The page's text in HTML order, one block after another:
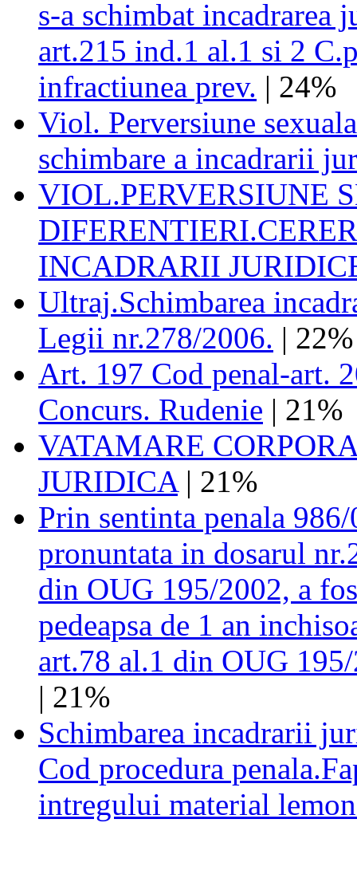
s-a schimbat incadrarea
art.215 ind.1 al.1 si 2
infractiunea prev. | 24%
Viol. Perversiune
schimbare a incadrarii
VIOL.PERVERSIUNE
INCADRARII
Ultraj.Schimbarea
Legii nr.278/2006. | 22%
Art. 197 Cod penal-art.
Concurs. Rudenie | 21%
VATAMARE
JURIDICA | 21%
Prin sentinta penala
pronuntata in dosarul
din OUG 195/2002, a
pedeapsa de 1 an
art.78 al.1 din OUG
| 21%
Schimbarea incadrarii
Cod procedura
intregului material